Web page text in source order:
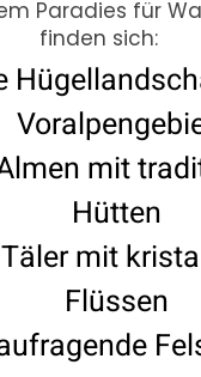
Paradies für
finden sich:
mit
Hütten
mit
Flüssen